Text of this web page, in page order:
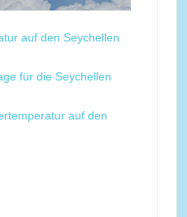
auf den Seychellen
für die Seychellen
auf den